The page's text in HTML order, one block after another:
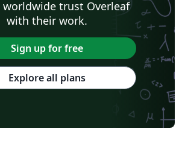
worldwide trust Overleaf
with their work.
Sign up for free
Explore all plans